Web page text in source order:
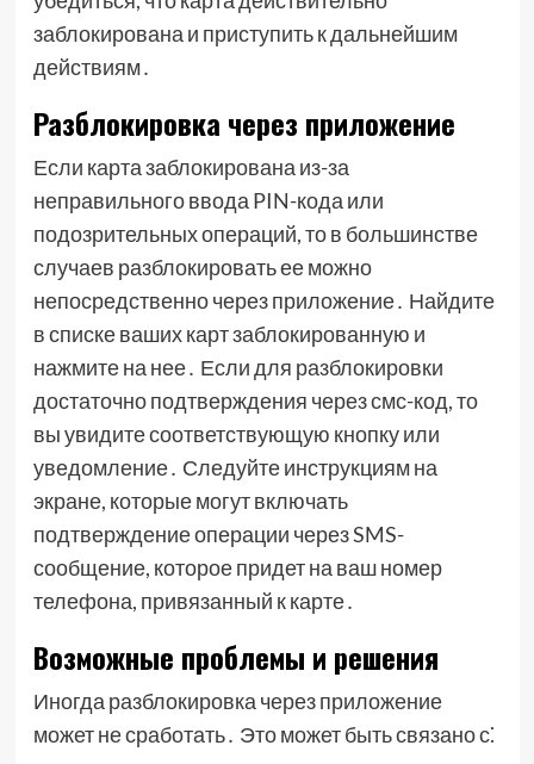
заблокирована и приступить к дальнейшим
действиям․
Разблокировка через приложение
Если карта заблокирована из-за
неправильного ввода PIN-кода или
подозрительных операций, то в большинстве
случаев разблокировать ее можно
непосредственно через приложение․ Найдите
в списке ваших карт заблокированную и
нажмите на нее․ Если для разблокировки
достаточно подтверждения через смс-код, то
вы увидите соответствующую кнопку или
уведомление․ Следуйте инструкциям на
экране, которые могут включать
подтверждение операции через SMS-
сообщение, которое придет на ваш номер
телефона, привязанный к карте․
Возможные проблемы и решения
Иногда разблокировка через приложение
может не сработать․ Это может быть связано с⁚